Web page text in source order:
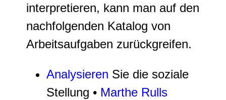
interpretieren, kann man auf den
nachfolgenden Katalog von
Arbeitsaufgaben zurückgreifen.
Analysieren Sie die soziale
Stellung • Marthe Rulls